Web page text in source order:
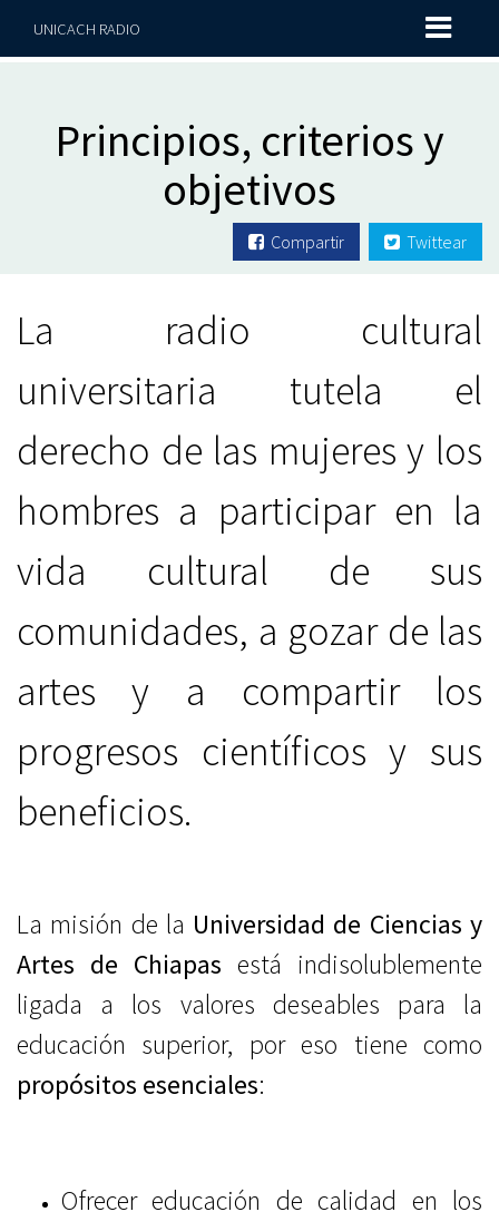
UNICACH RADIO
Principios, criterios y
objetivos
Compartir Twittear
La radio cultural
universitaria tutela el
derecho de las mujeres y los
hombres a participar en la
vida cultural de sus
comunidades, a gozar de las
artes y a compartir los
progresos científicos y sus
beneficios.
La misión de la Universidad de Ciencias y
Artes de Chiapas está indisolublemente
ligada a los valores deseables para la
educación superior, por eso tiene como
propósitos esenciales:
Ofrecer educación de calidad en los